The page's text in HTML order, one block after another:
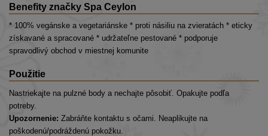
Benefity značky Spa Ceylon
* 100% vegánske a vegetariánske * proti násiliu na zvieratách * eticky
získavané a spracované * udržateľne pestované * podporuje
spravodlivý obchod v miestnej komunite
Použitie
Nastriekajte na pulzné body a nechajte pôsobiť. Opakujte podľa
potreby.
Upozornenie: Zabráňte kontaktu s očami. Neaplikujte na
poškodenú/podráždenú pokožku.